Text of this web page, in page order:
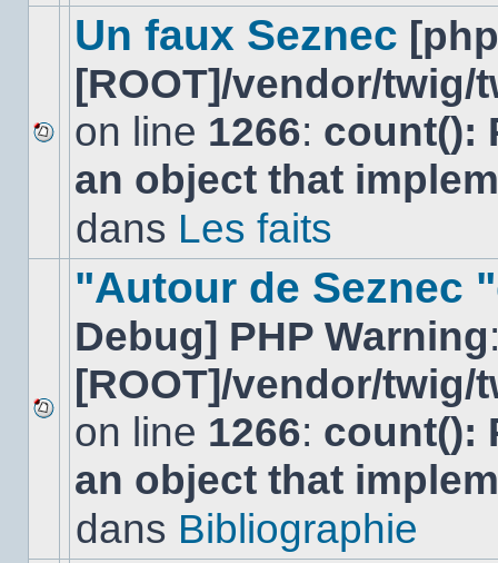
Aucun
nouveau
message
Un faux Seznec
[ROOT]/vendor/
on line 1266: count():
an object that
dans Les faits
Aucun
nouveau
message
non-
dans
"Autour de Seznec
Debug] PHP Warning
[ROOT]/vendor/
on line 1266: count():
an object that
dans Bibliographie